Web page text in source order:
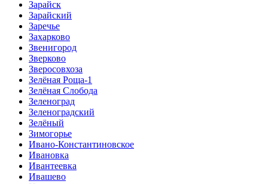
Зарайск
Зарайский
Заречье
Захарково
Звенигород
Зверково
Зверосовхоза
Зелёная Роща-1
Зелёная Слобода
Зеленоград
Зеленоградский
Зелёный
Зимогорье
Ивано-Константиновское
Ивановка
Ивантеевка
Ивашево